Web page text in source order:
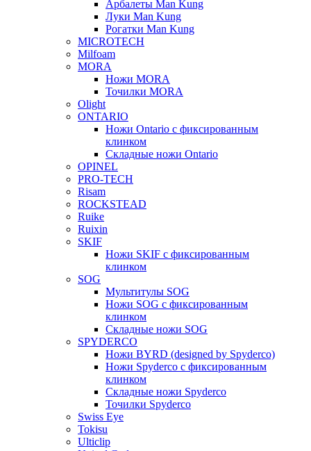
Арбалеты Man Kung
Луки Man Kung
Рогатки Man Kung
MICROTECH
Milfoam
MORA
Ножи MORA
Точилки MORA
Olight
ONTARIO
Ножи Ontario c фиксированным
клинком
Складные ножи Ontario
OPINEL
PRO-TECH
Risam
ROCKSTEAD
Ruike
Ruixin
SKIF
Ножи SKIF с фиксированным
клинком
SOG
Мультитулы SOG
Ножи SOG с фиксированным
клинком
Складные ножи SOG
SPYDERCO
Ножи BYRD (designed by Spyderco)
Ножи Spyderco c фиксированным
клинком
Складные ножи Spyderco
Точилки Spyderco
Swiss Eye
Tokisu
Ulticlip